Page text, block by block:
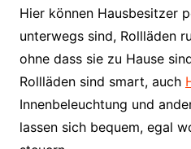
Hier können Hausbesitzer
unterwegs sind, Rollläden
ohne dass sie zu Hause
Rollläden sind smart, auch
Innenbeleuchtung und
lassen sich bequem, egal